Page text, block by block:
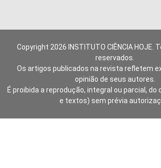
Copyright 2026 INSTITUTO CIÊNCIA HOJE.
reservados.
Os artigos publicados na revista refletem
opinião de seus autores.
É proibida a reprodução, integral ou parcial,
e textos) sem prévia